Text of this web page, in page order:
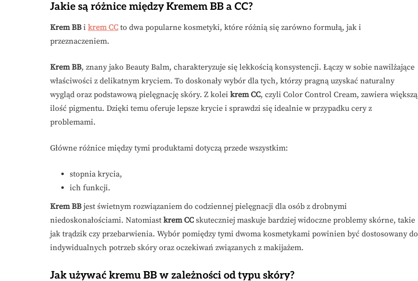
Jakie są różnice między Kremem BB a CC?
Krem BB i krem CC to dwa popularne kosmetyki, które różnią się zarówno formułą, jak i
przeznaczeniem.
Krem BB, znany jako Beauty Balm, charakteryzuje się lekkością konsystencji. Łączy w sobie nawilżające
właściwości z delikatnym kryciem. To doskonały wybór dla tych, którzy pragną uzyskać naturalny
wygląd oraz podstawową pielęgnację skóry. Z kolei krem CC, czyli Color Control Cream, zawiera większą
ilość pigmentu. Dzięki temu oferuje lepsze krycie i sprawdzi się idealnie w przypadku cery z
problemami.
Główne różnice między tymi produktami dotyczą przede wszystkim:
stopnia krycia,
ich funkcji.
Krem BB jest świetnym rozwiązaniem do codziennej pielęgnacji dla osób z drobnymi
niedoskonałościami. Natomiast krem CC skuteczniej maskuje bardziej widoczne problemy skórne, takie
jak trądzik czy przebarwienia. Wybór pomiędzy tymi dwoma kosmetykami powinien być dostosowany do
indywidualnych potrzeb skóry oraz oczekiwań związanych z makijażem.
Jak używać kremu BB w zależności od typu skóry?